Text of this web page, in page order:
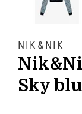
NIK&NIK
Sky